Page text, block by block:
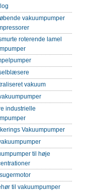
vakuumpumper
roterende lamel
vakuum
industrielle
Vakuumpumper
til høje
til vakuumpumper